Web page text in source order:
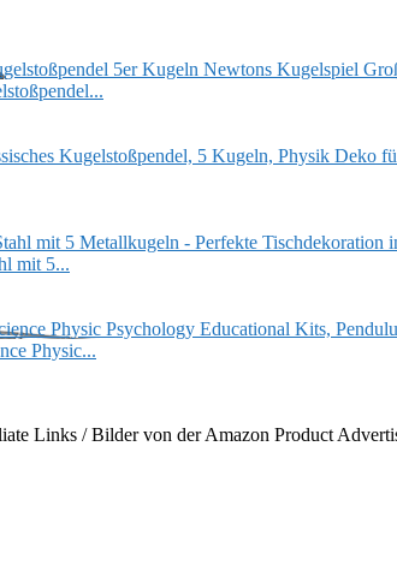
mit 5...
Physic...
Links / Bilder von der Amazon Product